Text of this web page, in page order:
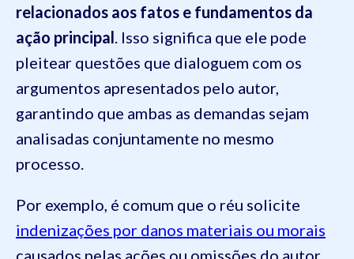
relacionados aos fatos e fundamentos da
ação principal . Isso significa que ele pode
pleitear questões que dialoguem com os
argumentos apresentados pelo autor,
garantindo que ambas as demandas sejam
analisadas conjuntamente no mesmo
processo.
Por exemplo, é comum que o réu solicite
indenizações por danos materiais ou morais
causados pelas ações ou omissões do autor.